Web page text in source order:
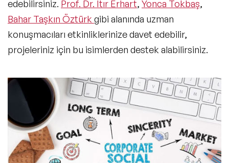
edebilirsiniz. Prof. Dr. Itır Erhart, Yonca Tokbaş,
Bahar Taşkın Öztürk gibi alanında uzman
konuşmacıları etkinliklerinize davet edebilir,
projeleriniz için bu isimlerden destek alabilirsiniz.